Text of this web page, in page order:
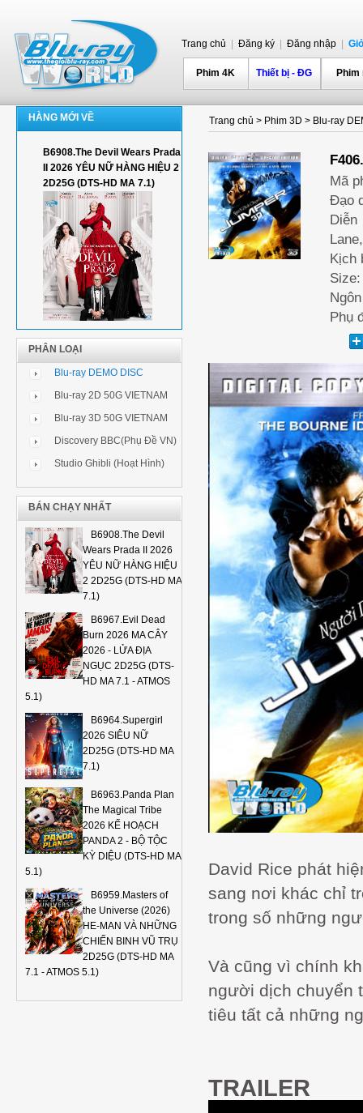
Trang chủ Đăng ký Đăng nhập
Phim 4K Thiết bị - ĐG
HÀNG MỚI VỀ
B6908.The Devil Wears Prada
II 2026 YÊU NỮ HÀNG HIỆU 2
2D25G (DTS-HD MA 7.1)
PHÂN LOẠI
Blu-ray DEMO DISC
Blu-ray 2D 50G VIETNAM
Blu-ray 3D 50G VIETNAM
Discovery BBC(Phụ Đề VN)
Studio Ghibli (Hoạt Hình)
BÁN CHẠY NHẤT
B6908.The Devil
Wears Prada II 2026
YÊU NỮ HÀNG HIỆU
2 2D25G (DTS-HD MA
7.1)
B6967.Evil Dead
Burn 2026 MA CÂY
2026 - LỬA ĐỊA
NGỤC 2D25G (DTS-
HD MA 7.1 - ATMOS
5.1)
B6964.Supergirl
2026 SIÊU NỮ
2D25G (DTS-HD MA
7.1)
B6963.Panda Plan
The Magical Tribe
2026 KẾ HOẠCH
PANDA 2 - BỘ TỘC
KỲ DIỆU (DTS-HD MA
5.1)
B6959.Masters of
the Universe (2026)
HE-MAN VÀ NHỮNG
CHIẾN BINH VŨ TRỤ
2D25G (DTS-HD MA
7.1 - ATMOS 5.1)
Trang chủ > Phim 3D > Blu-ray
Mã
Đạo
Kịch
Phụ
David Rice phát
sang nơi khác chỉ
trong số những
Và cũng vì chính
người dịch chuyển
tiêu tất cả những
TRAILER